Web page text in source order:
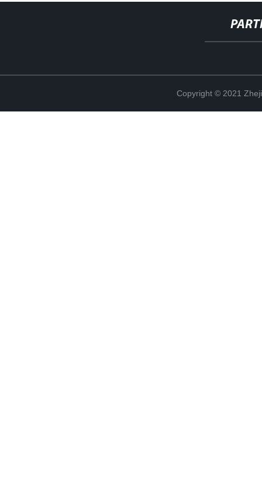
Copyright © 2021